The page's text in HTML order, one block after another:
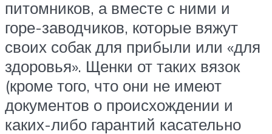
питомников, а вместе с ними и
горе-заводчиков, которые вяжут
своих собак для прибыли или «для
здоровья». Щенки от таких вязок
(кроме того, что они не имеют
документов о происхождении и
каких-либо гарантий касательно